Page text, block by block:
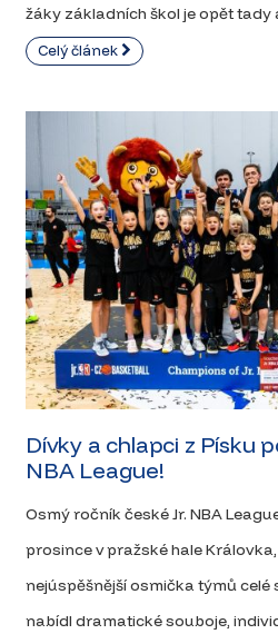
žáky základních škol je opět tady
Celý článek
Dívky a chlapci z Písku
NBA League!
Osmý ročník české Jr. NBA
prosince v pražské hale
nejúspěšnější osmička týmů celé
nabídl dramatické souboje,